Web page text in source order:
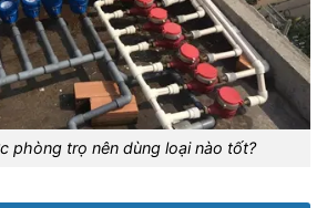
phòng trọ nên dùng loại nào tốt?